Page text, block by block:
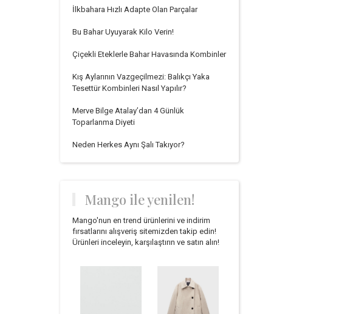
İlkbahara Hızlı Adapte Olan Parçalar
Bu Bahar Uyuyarak Kilo Verin!
Çiçekli Eteklerle Bahar Havasında Kombinler
Kış Aylarının Vazgeçilmezi: Balıkçı Yaka
Tesettür Kombinleri Nasıl Yapılır?
Merve Bilge Atalay’dan 4 Günlük
Toparlanma Diyeti
Neden Herkes Aynı Şalı Takıyor?
Mango ile yenilen!
Mango'nun en trend ürünlerini ve indirim
fırsatlarını alışveriş sitemizden takip edin!
Ürünleri inceleyin, karşılaştırın ve satın alın!